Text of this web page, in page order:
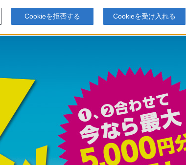
Cookieを拒否する Cookieを受け入れる